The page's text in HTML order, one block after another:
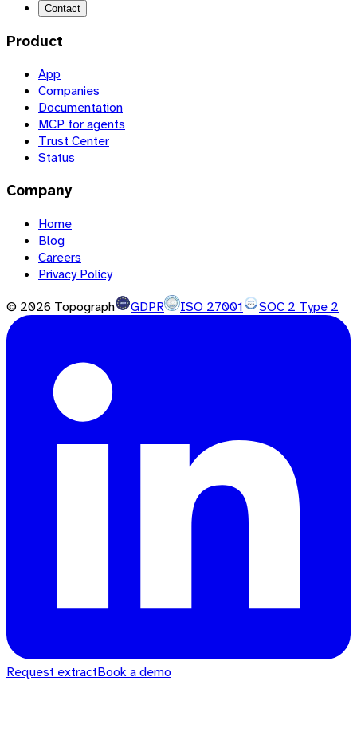
Contact
Product
App
Companies
Documentation
MCP for agents
Trust Center
Status
Company
Home
Blog
Careers
Privacy Policy
© 2026 Topograph GDPR ISO 27001 SOC 2 Type 2
Request extractBook a demo